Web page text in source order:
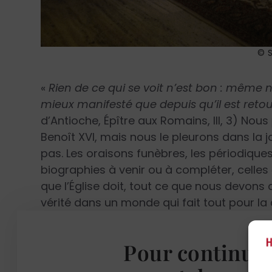
©
« Rien de ce qui se voit n’est bon : même
mieux manifesté que depuis qu’il est
d’Antioche, Épître aux Romains, III, 3)
Benoît XVI, mais nous le pleurons dans
pas. Les oraisons funèbres, les
biographies à venir ou à compléter,
que l’Église doit, tout ce que nous
vérité dans un monde qui fait tout pour
détruire l’Église qui en est la dépositaire
œuvre diabolique, l’attaquant dans ses
l’Eucharistie, dans son message, dans
Du Pape défunt on soulignera sans
Pour